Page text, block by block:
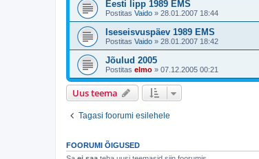
Eesti lipp 1989 EMS
Postitas Vaido » 28.01.2007 18:44
Iseseisvuspäev 1989 EMS
Postitas Vaido » 28.01.2007 18:42
Jõulud 2005
Postitas elmo » 07.12.2005 00:21
Uus teema
Tagasi foorumi esilehele
FOORUMI ÕIGUSED